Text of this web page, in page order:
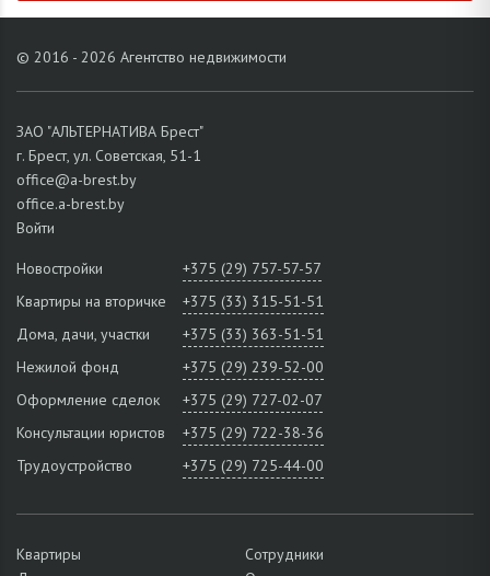
© 2016 - 2026 Агентство недвижимости
ЗАО "АЛЬТЕРНАТИВА Брест"
г. Брест, ул. Советская, 51-1
office@a-brest.by
office.a-brest.by
Войти
Новостройки
+375 (29) 757-57-57
Квартиры на вторичке
+375 (33) 315-51-51
Дома, дачи, участки
+375 (33) 363-51-51
Нежилой фонд
+375 (29) 239-52-00
Оформление сделок
+375 (29) 727-02-07
Консультации юристов
+375 (29) 722-38-36
Трудоустройство
+375 (29) 725-44-00
Квартиры
Сотрудники